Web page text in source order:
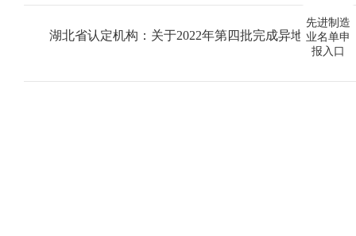
先进制造
业名单申
报入口
湖北省认定机构：关于2022年第四批完成异地搬迁高